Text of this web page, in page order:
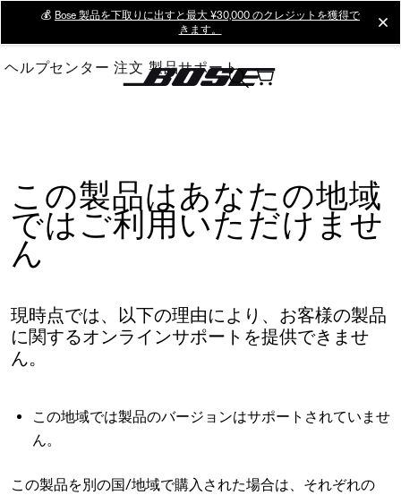
Main
💰 Bose 製品を下取りに出すと最大 ¥30,000 のクレジットを獲得で
きます。
ヘルプセンター 注文 製品サポート
この製品はあなたの地域
ではご利用いただけませ
ん
現時点では、以下の理由により、お客様の製品
に関するオンラインサポートを提供できませ
ん。
この地域では製品のバージョンはサポートされていませ
ん。
この製品を別の国/地域で購入された場合は、それぞれの